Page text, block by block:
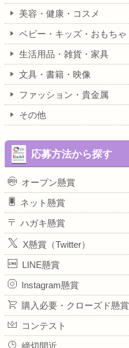
美容・健康・コスメ
ベビー・キッズ・おもちゃ
生活用品・雑貨・家具
文具・書籍・映像
ファッション・貴金属
その他
応募方法から探す
オープン懸賞
ネット懸賞
ハガキ懸賞
X懸賞（Twitter）
LINE懸賞
Instagram懸賞
購入必要・クローズド懸賞
コンテスト
締切間近